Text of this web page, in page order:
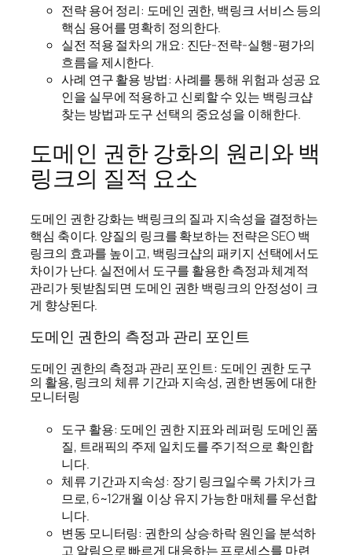
전략 용어 정리: 도메인 권한, 백링크 서비스 등의
핵심 용어를 명확히 정의한다.
실전 적용 절차의 개요: 진단-전략-실행-평가의
흐름을 제시한다.
사례 연구 활용 방법: 사례를 통해 위험과 성공 요
인을 실무에 적용하고 신뢰할 수 있는 백링크샵
찾는 방법과 도구 선택의 중요성을 이해한다.
도메인 권한 강화의 원리와 백
링크의 질적 요소
도메인 권한 강화는 백링크의 질과 지속성을 결정하는
핵심 축이다. 양질의 링크를 확보하는 전략은 SEO 백
링크의 효과를 높이고, 백링크샵의 패키지 선택에서도
차이가 난다. 실전에서 도구를 활용한 측정과 체계적
관리가 뒷받침되면 도메인 권한 백링크의 안정성이 크
게 향상된다.
도메인 권한의 측정과 관리 포인트
도메인 권한의 측정과 관리 포인트: 도메인 권한 도구
의 활용, 링크의 체류 기간과 지속성, 권한 변동에 대한
모니터링
도구 활용: 도메인 권한 지표와 레퍼링 도메인 품
질, 트래픽의 주제 일치도를 주기적으로 확인합
니다.
체류 기간과 지속성: 장기 링크일수록 가치가 크
므로, 6~12개월 이상 유지 가능한 매체를 우선합
니다.
변동 모니터링: 권한의 상승·하락 원인을 분석하
고 알림으로 빠르게 대응하는 프로세스를 마련